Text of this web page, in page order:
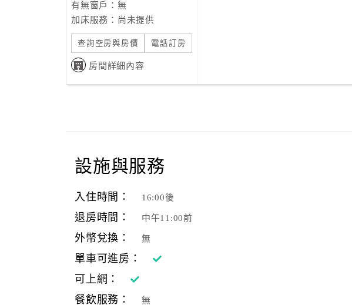
有無窗戶：無
加床服務：尚未提供
查詢空房與房價 電話訂房
房間詳細內容
設施與服務
入住時間： 16:00後
退房時間： 中午11:00前
外幣兌換： 無
單車可進房：
可上網：
餐飲服務：
無